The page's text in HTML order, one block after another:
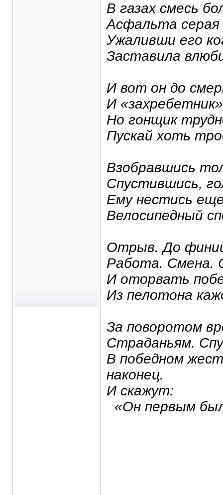
В газах смесь
Асфальта серая
Ужаливши его
Заставила
И вот он до
И
Но гонщик
Пускай хоть
Взобравшись
Спустившись,
Ему нестись
Велосипедный
Отрыв. До
Работа. Смена.
И оторвать
Из пелотона
За поворотом
Страданьям.
В победном
наконец.
И скажут:
«Он первым